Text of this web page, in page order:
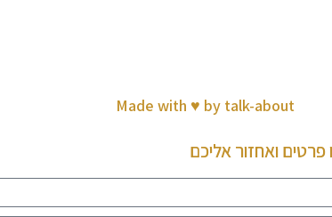
Made with ♥️ by talk-about
פרטים ואחזור אליכם